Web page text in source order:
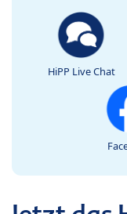
HiPP Live Chat